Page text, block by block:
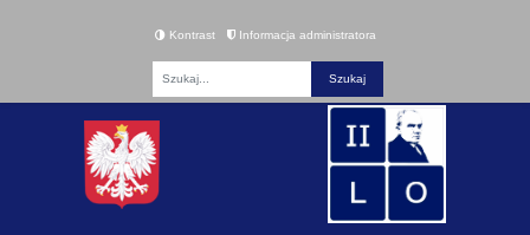
Kontrast Informacja administratora